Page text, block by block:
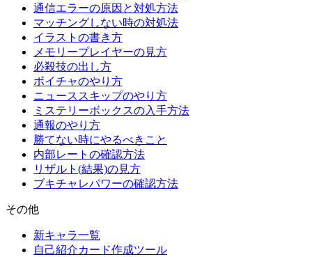
通信エラーの原因と対処方法
マッチングしない時の対処法
イラストの書き方
メモリープレイヤーの見方
必殺技の出し方
ボイチャのやり方
ニューススキップのやり方
ミステリーボックスの入手方法
通報のやり方
勝てない時にやるべきこと
内部レートの確認方法
リザルト(結果)の見方
ブキチャレパワーの確認方法
その他
新キャラ一覧
自己紹介カード作成ツール